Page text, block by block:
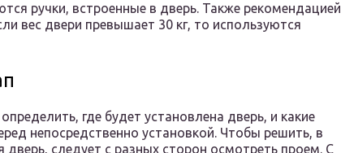
ручки, встроенные в дверь. Также рекомендацией
вес двери превышает 30 кг, то используются
где будет установлена дверь, и какие
непосредственно установкой. Чтобы решить, в
дверь, следует с разных сторон осмотреть проем. С